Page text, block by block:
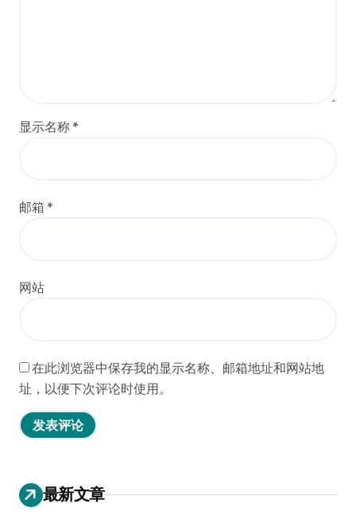
显示名称 *
邮箱 *
网站
在此浏览器中保存我的显示名称、邮箱地址和网站地
址，以便下次评论时使用。
最新文章